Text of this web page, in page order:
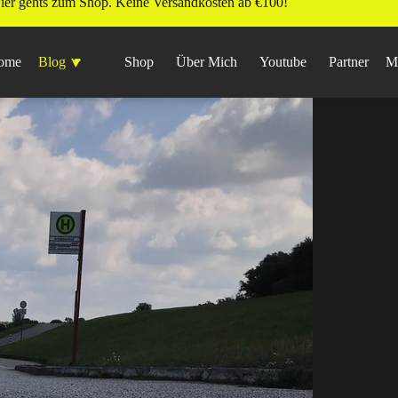
Blog Shop Über Mich Youtube Partner